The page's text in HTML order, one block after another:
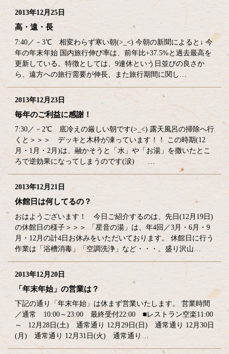
2013年12月25日
高・遠・長
7:40／－3℃ 相変わらず寒い朝(>_<) 今朝の新聞によると↓ 今
年の年末年始 国内旅行伸び率は、前年比+37.5%と過去最高を
更新している。特徴としては、9連休という日並びの良さか
ら、遠方への旅行需要が伸長、また旅行期間に関し…
2013年12月23日
毎年のご利益に感謝！
7:30／－2℃ 底冷えの厳しい朝です(>_<) 露天風呂の掃除へ行
くと＞＞＞ デッキと木枠が凍っています！！ この時期(12
月・1月・2月)は、融かそうと「水」や「お湯」を撒いたとこ
ろで逆効果になってしまうのです(涙) …
2013年12月21日
休館日は何してるの？
おはようございます！ 今日ご紹介するのは、先日(12月19日)
の休館日の様子＞＞＞ 「星音の湯」は、年4回／3月・6月・9
月・12月の計4日お休みをいただいております。 休館日に行う
作業は「浴槽消毒」「空調洗浄」など・・・。盛り沢山…
2013年12月20日
「年末年始」の営業は？
下記の通り「年末年始」は休まず営業いたします。 営業時間
／通常 10:00～23:00 最終受付22:00 ■レストラン空楽11:00
～ 12月28日(土) 通常通り 12月29日(日) 通常通り 12月30日
(月) 通常通り 12月31日(火) 通常通り…